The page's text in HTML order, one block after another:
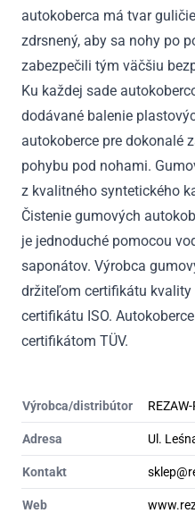
autokoberca má tvar
zdrsnený, aby sa nohy po
zabezpečili tým väčšiu
Ku každej sade
dodávané balenie
autokoberce pre dokonalé
pohybu pod nohami.
z kvalitného syntetického
Čistenie gumových
je jednoduché pomocou
saponátov. Výrobca
držiteľom certifikátu kvality
certifikátu ISO.
certifikátom TÜV.
Výrobca/distribútor
Adresa Ul.
Kontakt
Web